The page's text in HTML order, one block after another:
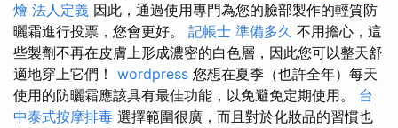
燴 法人定義 因此，通過使用專門為您的臉部製作的輕質防
曬霜進行投票，您會更好。 記帳士 準備多久 不用擔心，這
些製劑不再在皮膚上形成濃密的白色層，因此您可以整天舒
適地穿上它們！ wordpress 您想在夏季（也許全年）每天
使用的防曬霜應該具有最佳功能，以免避免定期使用。 台
中泰式按摩排毒 選擇範圍很廣，而且對於化妝品的習慣也